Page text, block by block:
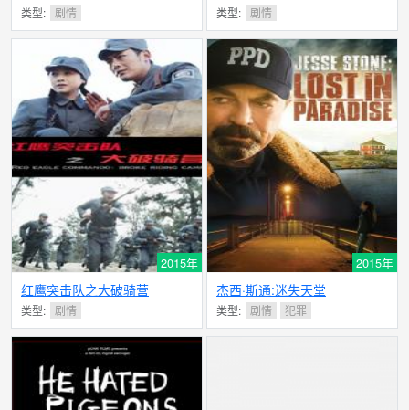
类型: 剧情 类型: 剧情
2015年
红鹰突击队之大破骑营
类型: 剧情
2015年
杰西·斯通:迷失天堂
类型: 剧情 犯罪